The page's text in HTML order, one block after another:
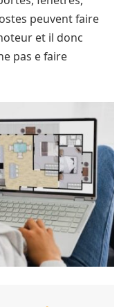
peuvent faire
et il donc
pas e faire